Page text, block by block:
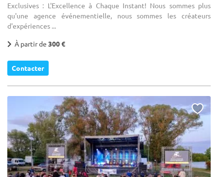
Exclusives : L'Excellence à Chaque Instant! Nous sommes plus
qu'une agence événementielle, nous sommes les créateurs
d'expériences ...
À partir de 300 €
Contacter